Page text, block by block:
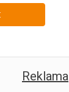
Reklama